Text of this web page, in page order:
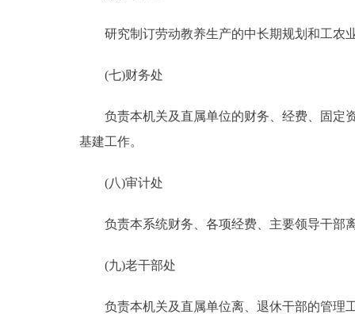
研究制订劳动教养生产的中长期规划和工农业
(七)财务处
负责本机关及直属单位的财务、经费、固定资
基建工作。
(八)审计处
负责本系统财务、各项经费、主要领导干部
(九)老干部处
负责本机关及直属单位离、退休干部的管理